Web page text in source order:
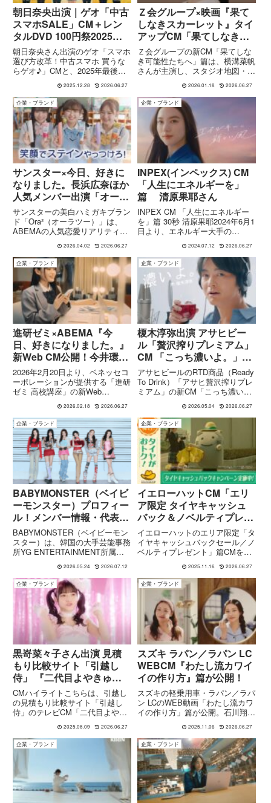
朝日奈央出演｜ゲオ「中古
スマホSALE」CM＋レン
タルDVD 100円祭2025動
画紹介
朝日奈央さん出演のゲオ「スマホ
選び方改革！中古スマホ 買うな
らゲオ♪」CMと、2025年最後の
「レンタルDVD 100円祭！」動画
を徹底解説。中古スマホSALEの
魅力やお得なレンタル情報までま
とめて紹介します。
2025.12.28 2026.06.27
Ｚ会グループ×映画『果て
しなきスカーレット』タイ
アップCM「果てしなき可
能性たちへ」出演：横溝菜
帆
Ｚ会グループの新CM「果てしな
き可能性たちへ」篇は、横溝菜帆
さんが主演し、スタジオ地図・細
田守最新作『果てしなきスカーレ
ット』の世界観と重ねた“可能
性”を描く映像です。基本情報と
見どころを解説します。
2026.01.18 2026.06.27
企業・ブランド
サンスター×今日、好きに
なりました。長浜広奈ほか
人気メンバー出演「オーラ
ツーミー」WEB CM『白さ
の敵はステインだから！
篇』
サンスターの美白ハミガキブラン
ド「Ora²（オーラツー）」は、
ABEMAの人気恋愛リアリティー
た。』とのタイアップWEB
CM『白さの敵はステインだか
ら！篇』を2026年4月2日より公
開しました。CMには、同番組...
2026.04.02 2026.06.27
企業・ブランド
INPEX(インペックス) CM
「人生にエネルギーを」
篇 清原果耶さん
INPEX CM 「人生にエネルギー
を」篇 30秒 清原果耶2024年6月1
日より、エネルギー大手の
にエネルギーを」を放映開始しま
した。このCMに登場するのは、
若手実力派の清原果耶(きよはら
かや)さんです...
2024.07.12 2026.06.27
企業・ブランド
進研ゼミ×ABEMA『今
日、好きになりました。』
新Web CM公開！今井環希
が叫ぶ「神だよなぁ！」の
裏側
2026年2月20日より、ベネッセコ
ーポレーションが提供する「進研
ゼミ 高校講座」の新Web
れました。ABEMAの人気恋愛リ
アリティショー『今日、好きにな
りました。』とのタイアップ企画
として制作されたこのCM...
2026.02.18 2026.06.27
企業・ブランド
榎木淳弥出演 アサヒビー
ル「贅沢搾りプレミアム」
CM 「こっち濃いよ。」篇
｜果実の濃さを直球で伝え
る
アサヒビールのRTD商品（Ready
To Drink）「アサヒ贅沢搾りプレ
ミアム」の新CM「こっち濃い
プルかつ印象的なコピーで表現し
た作品です。出演には声優の榎木
淳弥さんが起用されており、落ち
着いた語り口で商...
2026.05.04 2026.06.27
企業・ブランド
BABYMONSTER（ベイビ
ーモンスター）プロフィー
ル！メンバー情報・代表
曲・ライブ・CM出演まと
め
BABYMONSTER（ベイビーモン
スター）は、韓国の大手芸能事務
所YG ENTERTAINMENT所属の7
国・日本・タイ出身の多国籍メン
バーで構成され、2024年に1stミ
ニアルバム『BABYMONS7ER』
で...
2026.05.24 2026.07.12
企業・ブランド
イエローハットCM「エリ
ア限定 タイヤキャッシュ
バック＆ノベルティプレゼ
ント」情報
イエローハットのエリア限定「タ
イヤキャッシュバックセール／ノ
ベルティプレゼント」篇CMを紹
演出を整理しました。
2025.11.16 2026.06.27
企業・ブランド
黒嵜菜々子さん出演 見積
もり比較サイト「引越し
侍」 『二代目よやきゅん
♡』篇のCM
CMハイライトこちらは、引越し
の見積もり比較サイト「引越し
侍」のテレビCM「二代目よやき
ドル「二代目よやきゅん♡」のキ
ュートなシーンです。CM「二代
目よやきゅん♡」篇 詳細まとめ
1. コンセプトと狙いこのCMは...
2025.08.09 2026.06.27
企業・ブランド
スズキ ラパン／ラパン LC
WEBCM『わたし流カワイ
イの作り方』篇が公開！
スズキの軽乗用車・ラパン／ラパ
ン LCのWEB動画「わたし流カワ
イの作り方」篇が公開。石川翔鈴
やファッションと車がリンクす
る“わたし流カワイイ”の提案をチ
ェック！
2025.11.06 2026.06.27
企業・ブランド 企業・ブランド